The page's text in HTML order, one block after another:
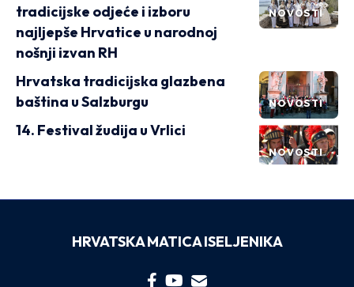
NOVOSTI
tradicijske odjeće i izboru
najljepše Hrvatice u narodnoj
nošnji izvan RH
NOVOSTI
Hrvatska tradicijska glazbena
baština u Salzburgu
NOVOSTI
14. Festival žudija u Vrlici
HRVATSKA MATICA ISELJENIKA